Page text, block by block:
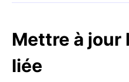
Mettre à jour
liée